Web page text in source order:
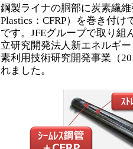
鋼製ライナの胴部に炭素繊
Plastics：CFRP）を巻き付
です。JFEグループで取り組
立研究開発法人新エネルギ
素利用技術研究開発事業（
れました。